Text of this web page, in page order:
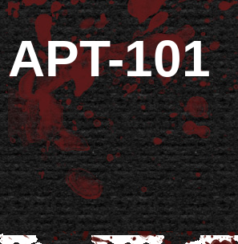
APT-101